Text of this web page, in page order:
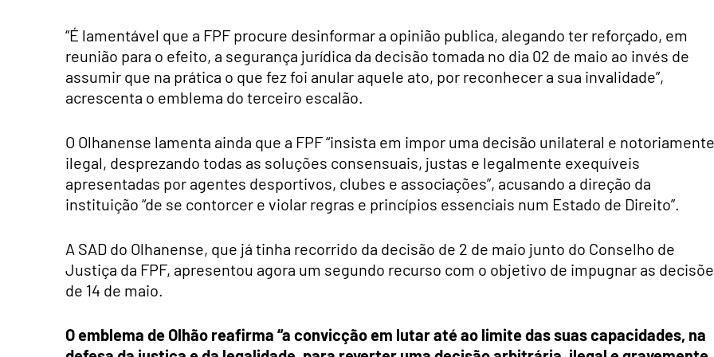
“É lamentável que a FPF procure desinformar a opinião publica, alegando ter reforçado, em
reunião para o efeito, a segurança jurídica da decisão tomada no dia 02 de maio ao invés de
assumir que na prática o que fez foi anular aquele ato, por reconhecer a sua invalidade”,
acrescenta o emblema do terceiro escalão.
O Olhanense lamenta ainda que a FPF “insista em impor uma decisão unilateral e notoriamente
ilegal, desprezando todas as soluções consensuais, justas e legalmente exequíveis
apresentadas por agentes desportivos, clubes e associações”, acusando a direção da
instituição “de se contorcer e violar regras e princípios essenciais num Estado de Direito”.
A SAD do Olhanense, que já tinha recorrido da decisão de 2 de maio junto do Conselho de
Justiça da FPF, apresentou agora um segundo recurso com o objetivo de impugnar as
de 14 de maio.
O emblema de Olhão reafirma “a convicção em lutar até ao limite das suas capacidades, na